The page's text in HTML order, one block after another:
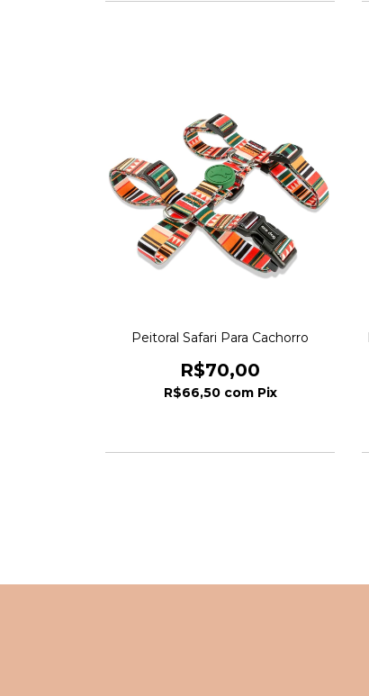
Peitoral Safari Para Cachorro
R$70,00
R$66,50 com Pix